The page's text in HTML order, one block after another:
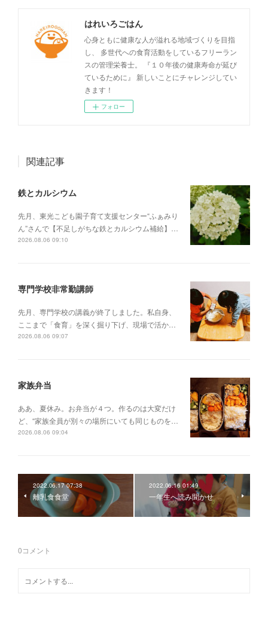
はれいろごはん
心身ともに健康な人が溢れる地域づくりを目指
し、 多世代への食育活動をしているフリーラン
スの管理栄養士。 『１０年後の健康寿命が延び
ているために』 新しいことにチャレンジしてい
きます！
フォロー
関連記事
鉄とカルシウム
先月、東光こども園子育て支援センター“ふぁみり
ん”さんで【不足しがちな鉄とカルシウム補給】…
2026.08.06 09:10
専門学校非常勤講師
先月、専門学校の講義が終了しました。私自身、
ここまで「食育」を深く掘り下げ、現場で活か…
2026.08.06 09:07
家族弁当
ああ、夏休み。お弁当が４つ。作るのは大変だけ
ど、“家族全員が別々の場所にいても同じものを…
2026.08.06 09:04
2022.06.17 07:38
離乳食食堂
2022.06.16 01:49
一年生へ読み聞かせ
0コメント